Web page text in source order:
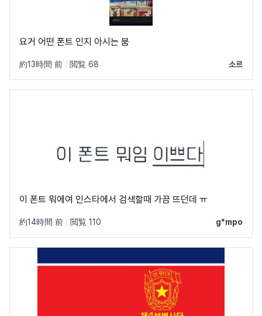
요거 어떤 폰트 인지 아시는 붐
約13時間 前 閲覧 68 소르
이 폰트 뭐에여 인스타에서 검색할때 가끔 뜨던데 ㅠ
約14時間 前 閲覧 110 g*mpo